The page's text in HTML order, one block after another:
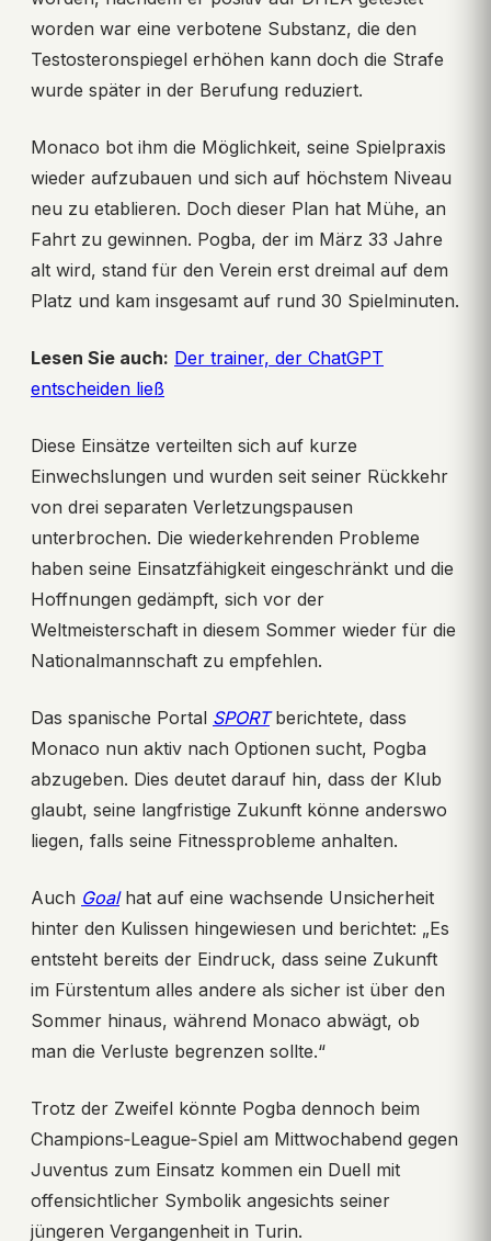
worden war eine verbotene Substanz, die den
Testosteronspiegel erhöhen kann doch die Strafe
wurde später in der Berufung reduziert.
Monaco bot ihm die Möglichkeit, seine Spielpraxis
wieder aufzubauen und sich auf höchstem Niveau
neu zu etablieren. Doch dieser Plan hat Mühe, an
Fahrt zu gewinnen. Pogba, der im März 33 Jahre
alt wird, stand für den Verein erst dreimal auf dem
Platz und kam insgesamt auf rund 30 Spielminuten.
Lesen Sie auch: Der trainer, der ChatGPT
entscheiden ließ
Diese Einsätze verteilten sich auf kurze
Einwechslungen und wurden seit seiner Rückkehr
von drei separaten Verletzungspausen
unterbrochen. Die wiederkehrenden Probleme
haben seine Einsatzfähigkeit eingeschränkt und die
Hoffnungen gedämpft, sich vor der
Weltmeisterschaft in diesem Sommer wieder für die
Nationalmannschaft zu empfehlen.
Das spanische Portal SPORTberichtete, dass
Monaco nun aktiv nach Optionen sucht, Pogba
abzugeben. Dies deutet darauf hin, dass der Klub
glaubt, seine langfristige Zukunft könne anderswo
liegen, falls seine Fitnessprobleme anhalten.
Auch Goalhat auf eine wachsende Unsicherheit
hinter den Kulissen hingewiesen und berichtet: „Es
entsteht bereits der Eindruck, dass seine Zukunft
im Fürstentum alles andere als sicher ist über den
Sommer hinaus, während Monaco abwägt, ob
man die Verluste begrenzen sollte.“
Trotz der Zweifel könnte Pogba dennoch beim
Champions‑League‑Spiel am Mittwochabend gegen
Juventus zum Einsatz kommen ein Duell mit
offensichtlicher Symbolik angesichts seiner
jüngeren Vergangenheit in Turin.